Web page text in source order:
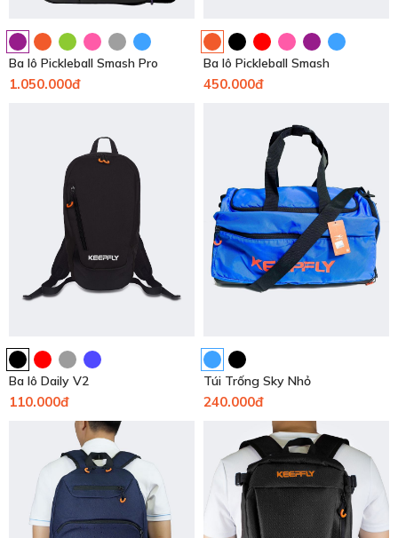
Ba lô Pickleball Smash Pro
1.050.000đ
Ba lô Pickleball Smash
450.000đ
Ba lô Daily V2
110.000đ
Túi Trống Sky Nhỏ
240.000đ